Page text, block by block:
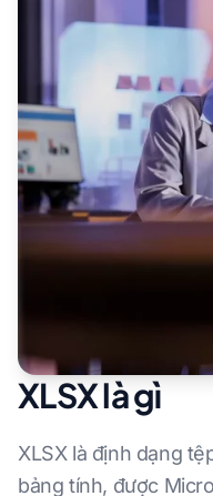
XLSX là gì
XLSX là định dạng
bảng tính, được